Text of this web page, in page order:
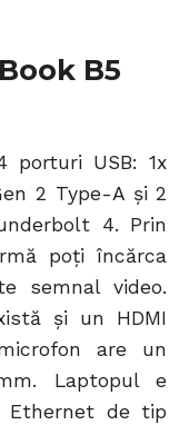
B5
USB: 1x
2 Type-A și 2
4. Prin
poți încărca
semnal video.
și un HDMI
are un
Laptopul e
Ethernet de tip